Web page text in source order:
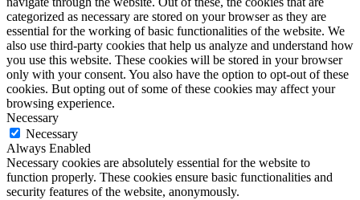
categorized as necessary are stored on your browser as they are
essential for the working of basic functionalities of the website. We
also use third-party cookies that help us analyze and understand how
you use this website. These cookies will be stored in your browser
only with your consent. You also have the option to opt-out of these
cookies. But opting out of some of these cookies may affect your
browsing experience.
Necessary
Necessary
Always Enabled
Necessary cookies are absolutely essential for the website to
function properly. These cookies ensure basic functionalities and
security features of the website, anonymously.